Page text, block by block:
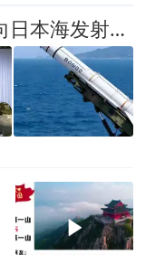
难怪高市这么猖狂！朝鲜向日本海发射导弹，东京早建好地下避难所